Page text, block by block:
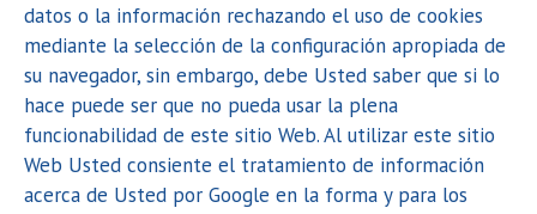
datos o la información rechazando el uso de cookies
mediante la selección de la configuración apropiada de
su navegador, sin embargo, debe Usted saber que si lo
hace puede ser que no pueda usar la plena
funcionabilidad de este sitio Web. Al utilizar este sitio
Web Usted consiente el tratamiento de información
acerca de Usted por Google en la forma y para los